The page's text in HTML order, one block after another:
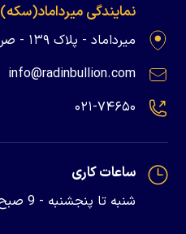
نمایندگی میرداماد(سکه)
میرداماد - پلاک ۱۳۹ - صرافی رادین
info@radinbullion.com
۰۲۱-۷۴۶۵۰
ساعات کاری
شنبه تا پنجشنبه - 9 صبح تا 5 بعدازظهر